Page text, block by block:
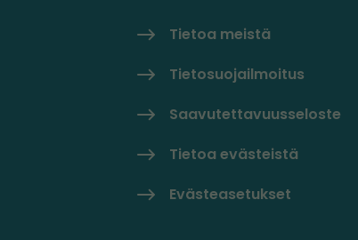
Tietoa meistä
Tietosuojailmoitus
Saavutettavuusseloste
Tietoa evästeistä
Evästeasetukset